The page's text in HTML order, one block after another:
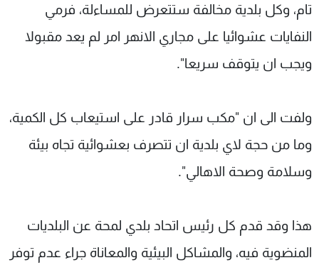
تام، وكل بلدية مخالفة ستتعرض للمساءلة، فرمي
النفايات عشوائيا على مجاري الانهر امر لم يعد مقبولا
ويجب ان يتوقف سريعا".
ولفت الى ان "مكب سرار قادر على استيعاب كل الكمية،
وما من حجة لاي بلدية ان تتصرف بعشوائية تجاه بيئة
وسلامة وصحة الاهالي".
هذا وقد قدم كل رئيس اتحاد بلدي لمحة عن البلديات
المنضوية فيه، والمشاكل البيئية والمعاناة جراء عدم توفر